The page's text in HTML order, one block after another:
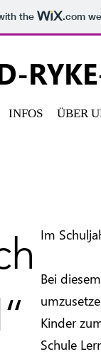
the .com
INFOS ÜBER
Im
Bei
Kinder
Schule